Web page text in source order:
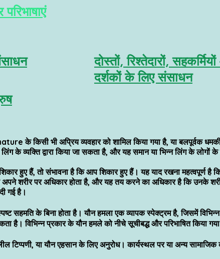
दोस्तों, रिश्तेदारों,
दर्शकों के लिए संसाधन
के किसी भी अप्रिय व्यवहार को शामिल किया गया है, या बलपूर्वक
के व्यक्ति द्वारा किया जा सकता है, और यह समान या भिन्न लिंग के लोगों
हुए हैं, तो संभावना है कि आप शिकार हुए हैं। यह याद रखना महत्वपूर्ण है
शरीर पर अधिकार होता है, और यह तय करने का अधिकार है कि उनके
गई है।
सहमति के बिना होता है। यौन हमला एक व्यापक स्पेक्ट्रम है, जिसमें
है। विभिन्न प्रकार के यौन हमले को नीचे सूचीबद्ध और परिभाषित किया
टिप्पणी, या यौन एहसान के लिए अनुरोध। कार्यस्थल पर या अन्य